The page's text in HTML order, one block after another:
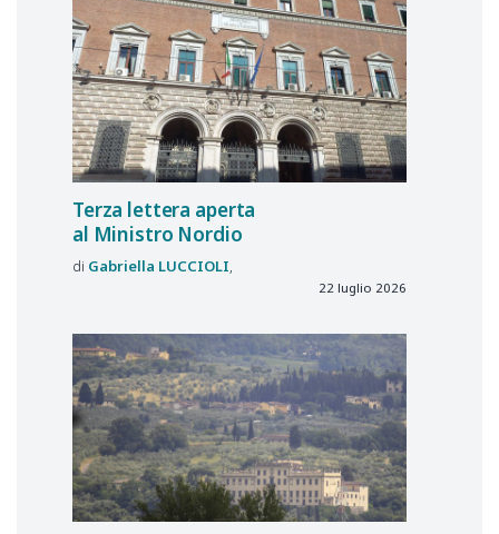
Terza lettera aperta
al Ministro Nordio
Gabriella LUCCIOLI
22 luglio 2026